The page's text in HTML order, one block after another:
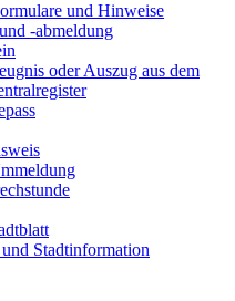
und Hinweise
-abmeldung
oder Auszug aus dem
Stadtinformation